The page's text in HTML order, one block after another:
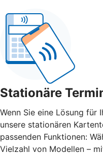
Stationäre
Wenn Sie eine Lösung für
unsere stationären
passenden Funktionen:
Vielzahl von Modellen –